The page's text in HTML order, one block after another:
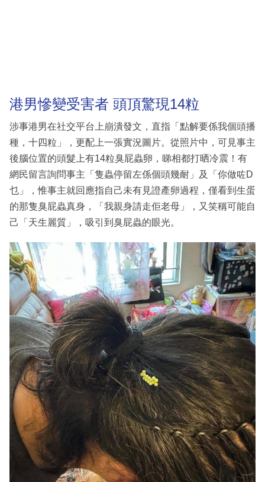
港男慘變受害者 頭頂驚現14粒
涉事港男在社交平台上崩潰發文，直指「點解要係我個頭播
種，十四粒​​」，更配上一張實況圖片。從照片中，可見事主
後腦位置的頭髮上有14粒臭屁蟲卵，睇相都打晒冷震！有
網民留言詢問事主「隻蟲停留左係個頭幾耐」及「你做咗D
乜」，惟事主就回應指自己未有見證產​​卵過程，僅看到生蛋
的那隻臭屁蟲真身，「我親身請走佢老母​​」，又笑稱可能自
己「天生麗質」，吸引到臭屁蟲的眼光。